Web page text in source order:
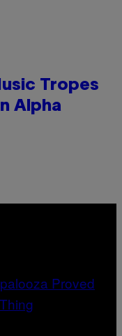
Tropes
Alpha